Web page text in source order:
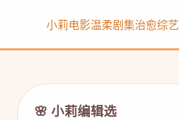
小莉电影温柔剧集治愈综艺
🌸 小莉编辑选